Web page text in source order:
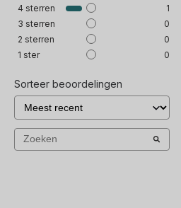
4 sterren
1
3 sterren
0
2 sterren
0
1 ster 0
Sorteer beoordelingen